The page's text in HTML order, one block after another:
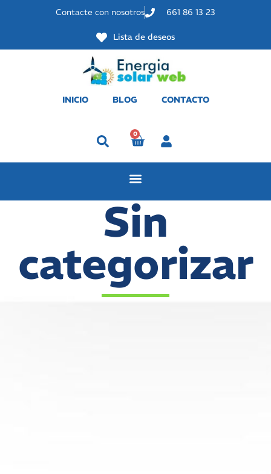
Contacte con nosotros 661 86 13 23
Lista de deseos
INICIO BLOG CONTACTO
0
Sin
categorizar